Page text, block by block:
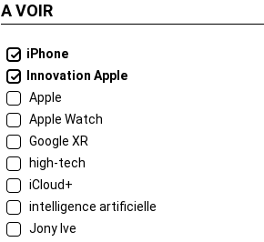
A VOIR
iPhone
Innovation Apple
Apple
Apple Watch
Google XR
high-tech
iCloud+
intelligence artificielle
Jony Ive